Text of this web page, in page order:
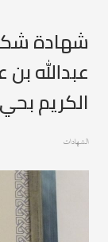
شهادة
عبدالله
الكريم
الشهادات